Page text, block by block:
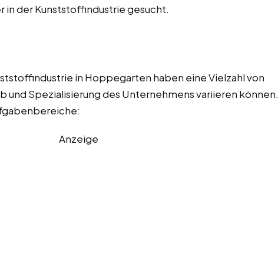
der Kunststoffindustrie gesucht.
in Hoppegarten haben eine Vielzahl von
und Spezialisierung des Unternehmens variieren können.
Anzeige